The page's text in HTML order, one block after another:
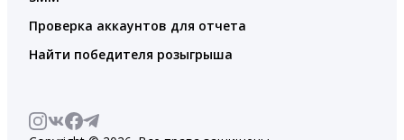
Проверка аккаунтов для отчета
Найти победителя розыгрыша